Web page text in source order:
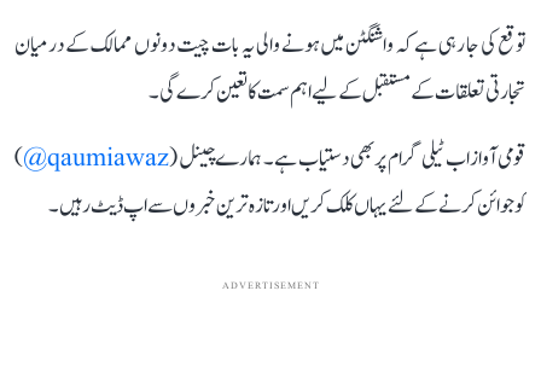
توقع کی جا رہی ہے کہ واشنگٹن میں ہونے والی یہ بات چیت دونوں ممالک کے درمیان
تجارتی تعلقات کے مستقبل کے لیے اہم سمت کا تعین کرے گی۔
قومی آواز اب ٹیلی گرام پر بھی دستیاب ہے۔ ہمارے چینل (qaumiawaz@
)
کو جوائن کرنے کے لئے یہاں کلک کریں اور تازہ ترین خبروں سے اپ ڈیٹ رہیں۔
ADVERTISEMENT